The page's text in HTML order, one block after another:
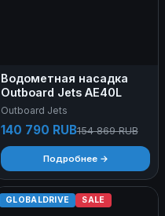
Водометная насадка
Outboard Jets AE40L
Outboard Jets
140 790 RUB154 869 RUB
Подробнее →
GLOBALDRIVE SALE